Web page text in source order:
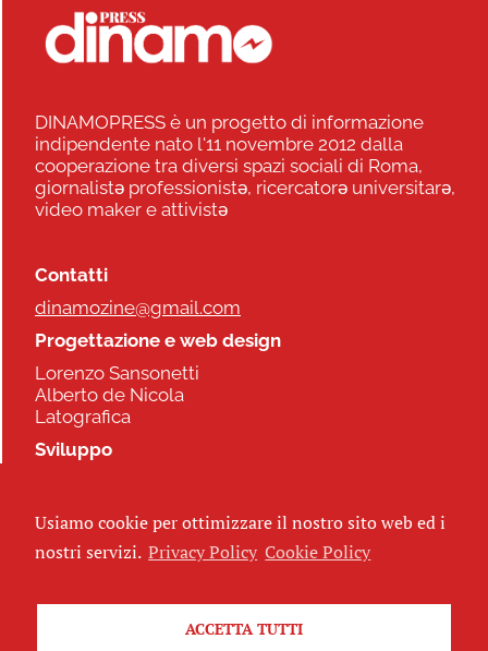
DINAMOPRESS è un progetto di informazione
indipendente nato l'11 novembre 2012 dalla
cooperazione tra diversi spazi sociali di Roma,
giornalistə professionistə, ricercatorə universitarə,
video maker e attivistə
Contatti
dinamozine@gmail.com
Progettazione e web design
Lorenzo Sansonetti
Alberto de Nicola
Latografica
Sviluppo
Seguici
Usiamo cookie per ottimizzare il nostro sito web ed i
nostri servizi. Privacy Policy Cookie Policy
ACCETTA TUTTI